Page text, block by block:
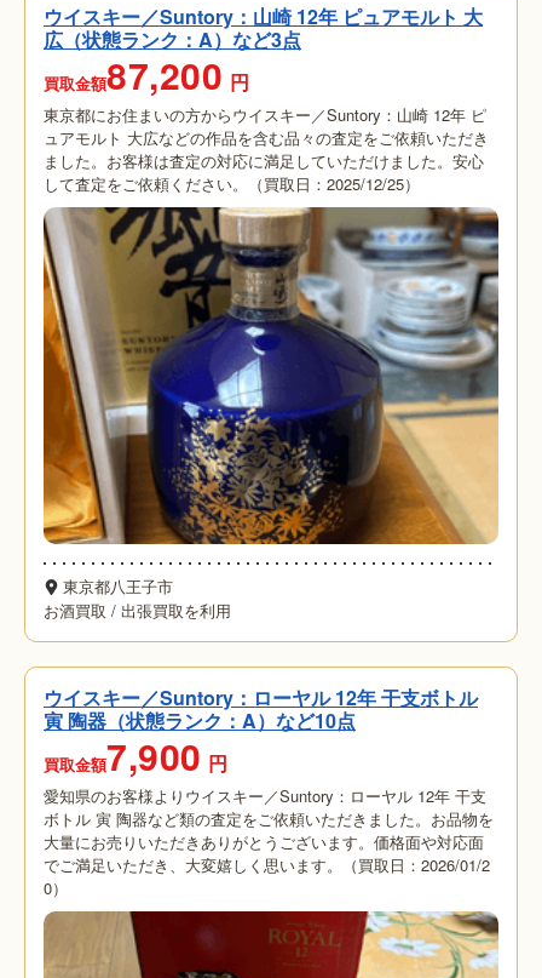
ウイスキー／Suntory：山崎 12年 ピュアモルト 大
広（状態ランク：A）など3点
買取金額87,200 円
東京都にお住まいの方からウイスキー／Suntory：山崎 12年 ピ
ュアモルト 大広などの作品を含む品々の査定をご依頼いただき
ました。お客様は査定の対応に満足していただけました。安心
して査定をご依頼ください。（買取日：2025/12/25）
東京都八王子市
お酒買取 / 出張買取を利用
ウイスキー／Suntory：ローヤル 12年 干支ボトル
寅 陶器（状態ランク：A）など10点
買取金額7,900 円
愛知県のお客様よりウイスキー／Suntory：ローヤル 12年 干支
ボトル 寅 陶器など類の査定をご依頼いただきました。お品物を
大量にお売りいただきありがとうございます。価格面や対応面
でご満足いただき、大変嬉しく思います。（買取日：2026/01/2
0）